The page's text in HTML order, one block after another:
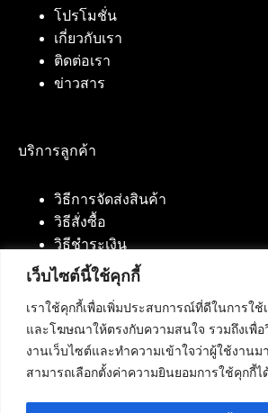
เว็บไซต์นี้ใช้คุกกี้
เราใช้คุกกี้เพื่อเพิ่มประสบการณ์ที่ดีในการใช้
และโฆษณาให้ตรงกับความสนใจ รวมถึงเพื่อ
งานเว็บไซต์และทำความเข้าใจว่าผู้ใช้งาน
สามารถเลือกตั้งค่าความยินยอมการใช้คุกกี้ไ
โปรโมชั่น
เกี่ยวกับเรา
ติดต่อเรา
ข่าวสาร
บริการลูกค้า
วิธีการจัดส่งสินค้า
วิธีสั่งซื้อ
วิธีชำระเงิน
ติดต่อเรา
บริษัท เน็ทฟิวชั่น คอมมิวนิเคชั่น จำกัด
นัมเบอร์วัน-ราม 2 แขวงดอกไม้, เขตประเ
กรุงเทพมหานคร 10250